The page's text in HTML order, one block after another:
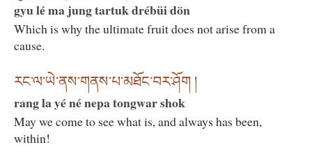
gyu lé ma jung tartuk drébüi dön
Which is why the ultimate fruit does not arise from a
cause.
རང་ལ་ཡེ་ནས་གནས་པ་མཐོང་བར་ཤོག །
rang la yé né nepa tongwar shok
May we come to see what is, and always has been,
within!